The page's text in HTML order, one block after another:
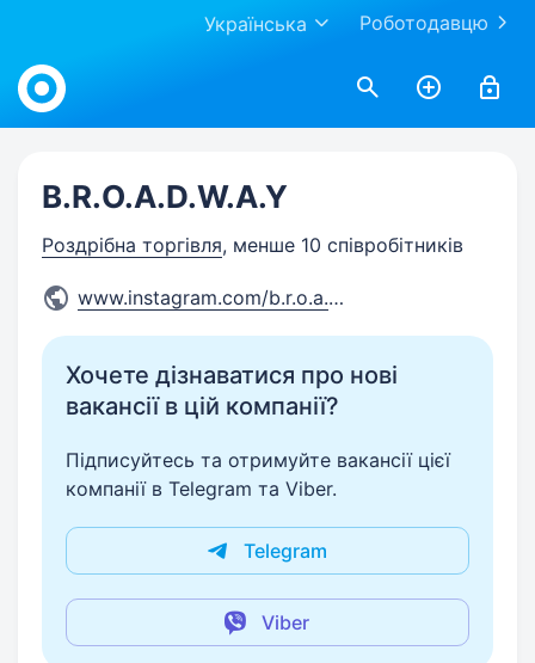
Роботодавцю
Українська
Work.ua
B.R.O.A.D.W.A.Y
Роздрібна торгівля, менше 10 співробітників
www.instagram.com/b.r.o.a.d.
Хочете дізнаватися про нові
вакансії в цій компанії?
Підписуйтесь та отримуйте вакансії цієї
компанії в Telegram та Viber.
Telegram
Viber